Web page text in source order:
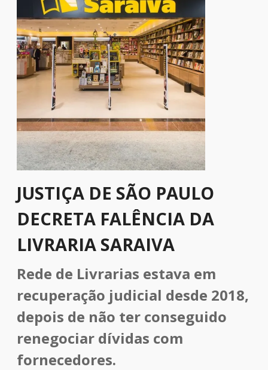
JUSTIÇA DE SÃO PAULO
DECRETA FALÊNCIA DA
LIVRARIA SARAIVA
Rede de Livrarias estava em
recuperação judicial desde 2018,
depois de não ter conseguido
renegociar dívidas com
fornecedores.